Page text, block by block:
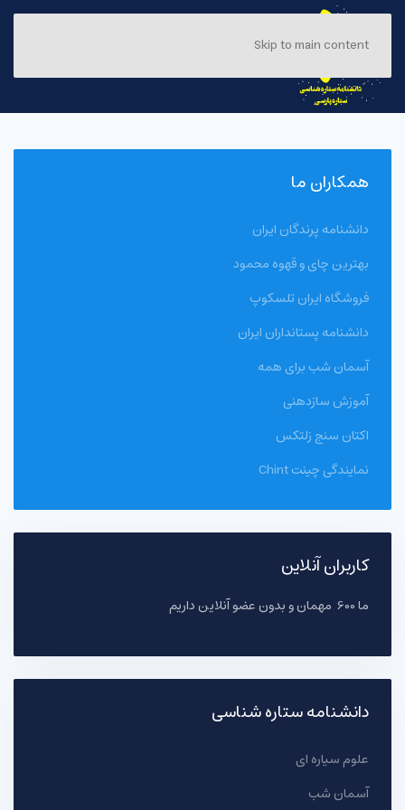
Skip to main content
همکاران ما
دانشنامه پرندگان ایران
بهترین چای و قهوه محمود
فروشگاه ایران تلسکوپ
دانشنامه پستانداران ایران
آسمان شب برای همه
آموزش سازدهنی
اکتان سنج زلتکس
نمایندگی چینت Chint
کاربران آنلاین
ما 600 مهمان و بدون عضو آنلاین داریم
دانشنامه ستاره شناسی
علوم سیاره ای
آسمان شب